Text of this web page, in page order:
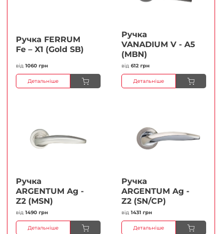
Ручка FERRUМ
Fe – X1 (Gold SB)
від 1060 грн
Детальніше
Ручка
VANADIUM V - A5
(MBN)
від 612 грн
Детальніше
Ручка
ARGENTUM Ag -
Z2 (MSN)
від 1490 грн
Детальніше
Ручка
ARGENTUM Ag -
Z2 (SN/CP)
від 1431 грн
Детальніше